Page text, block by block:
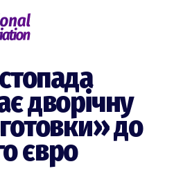
дворічну
до
євро